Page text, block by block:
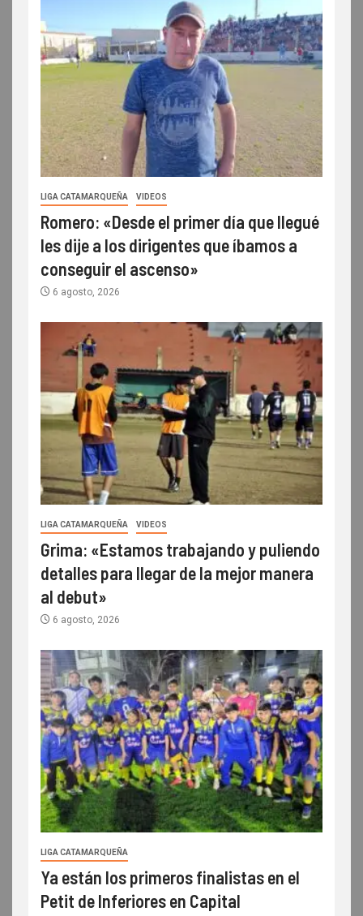
LIGA CATAMARQUEÑA VIDEOS
Romero: «Desde el primer día que llegué
les dije a los dirigentes que íbamos a
conseguir el ascenso»
6 agosto, 2026
LIGA CATAMARQUEÑA VIDEOS
Grima: «Estamos trabajando y puliendo
detalles para llegar de la mejor manera
al debut»
6 agosto, 2026
LIGA CATAMARQUEÑA
Ya están los primeros finalistas en el
Petit de Inferiores en Capital